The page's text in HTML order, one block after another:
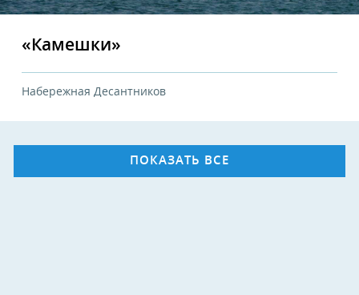
«Камешки»
Набережная Десантников
ПОКАЗАТЬ ВСЕ